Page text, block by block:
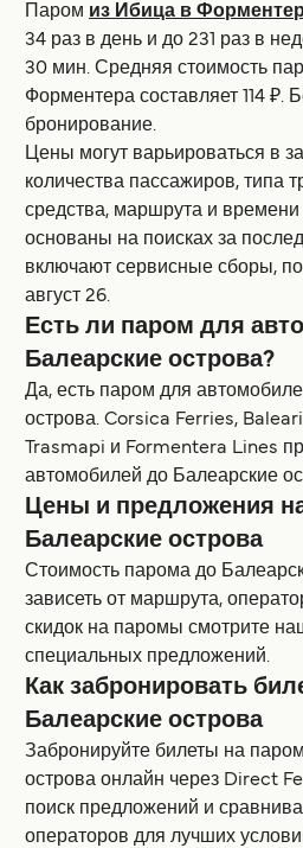
Паром из Ибица в
34 раз в день и до 231 раз в
30 мин. Средняя стоимость
Форментера составляет 114 ₽.
бронирование.
Цены могут варьироваться в
количества пассажиров, типа
средства, маршрута и
основаны на поисках за
включают сервисные сборы,
август 26.
Есть ли паром для
Балеарские острова?
Да, есть паром для
острова. Corsica Ferries,
Trasmapi и Formentera Lines
автомобилей до Балеарские
Цены и предложения
Балеарские острова
Стоимость парома до
зависеть от маршрута,
скидок на паромы смотрите
специальных предложений.
Как забронировать
Балеарские острова
Забронируйте билеты на
острова онлайн через Direct
поиск предложений и
операторов для лучших